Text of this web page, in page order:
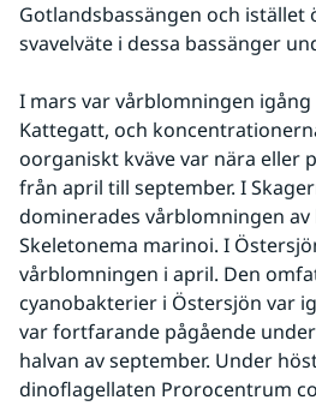
Gotlandsbassängen och istället
svavelväte i dessa bassänger
I mars var vårblomningen igång
Kattegatt, och
oorganiskt kväve var nära eller
från april till september. I
dominerades vårblomningen av
Skeletonema marinoi. I
vårblomningen i april. Den
cyanobakterier i Östersjön var
var fortfarande pågående
halvan av september. Under
dinoflagellaten Prorocentrum